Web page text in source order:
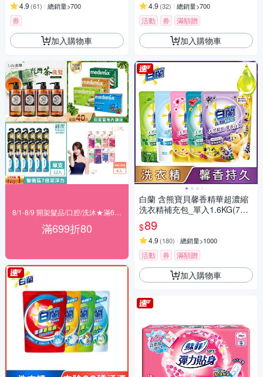
4.9 (61) 總銷量>700
券
加入購物車
滿699折80
4.9 (32) 總銷量>700
活動 券 滿額贈
加入購物車
白蘭 含熊寶貝馨香精華超濃縮
洗衣精補充包_單入1.6KG(7款
任選)
$89
4.9 (180) 總銷量>1000
活動 券 滿額贈
加入購物車